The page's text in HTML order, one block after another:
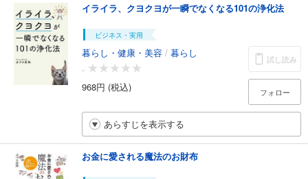
イライラ、クヨクヨが一瞬でなくなる101の浄化法
ビジネス・実用
暮らし・健康・美容 / 暮らし
-
968円 (税込)
試し読み
フォロー
あらすじを表示する
お金に愛される魔法のお財布